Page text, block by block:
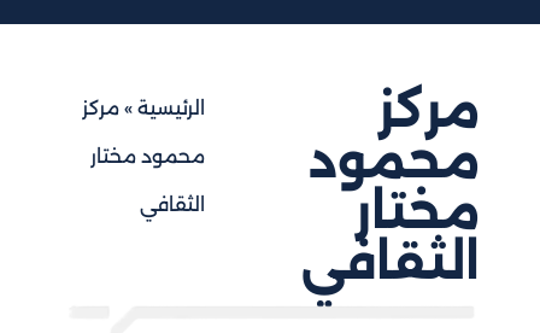
مركز
محمود
مختار
الثقافي
الرئيسية» مركز
محمود مختار
الثقافي